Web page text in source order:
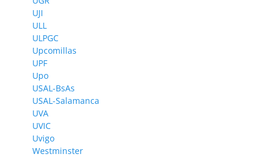
UJI
ULL
ULPGC
Upcomillas
UPF
Upo
USAL-BsAs
USAL-Salamanca
UVA
UVIC
Uvigo
Westminster